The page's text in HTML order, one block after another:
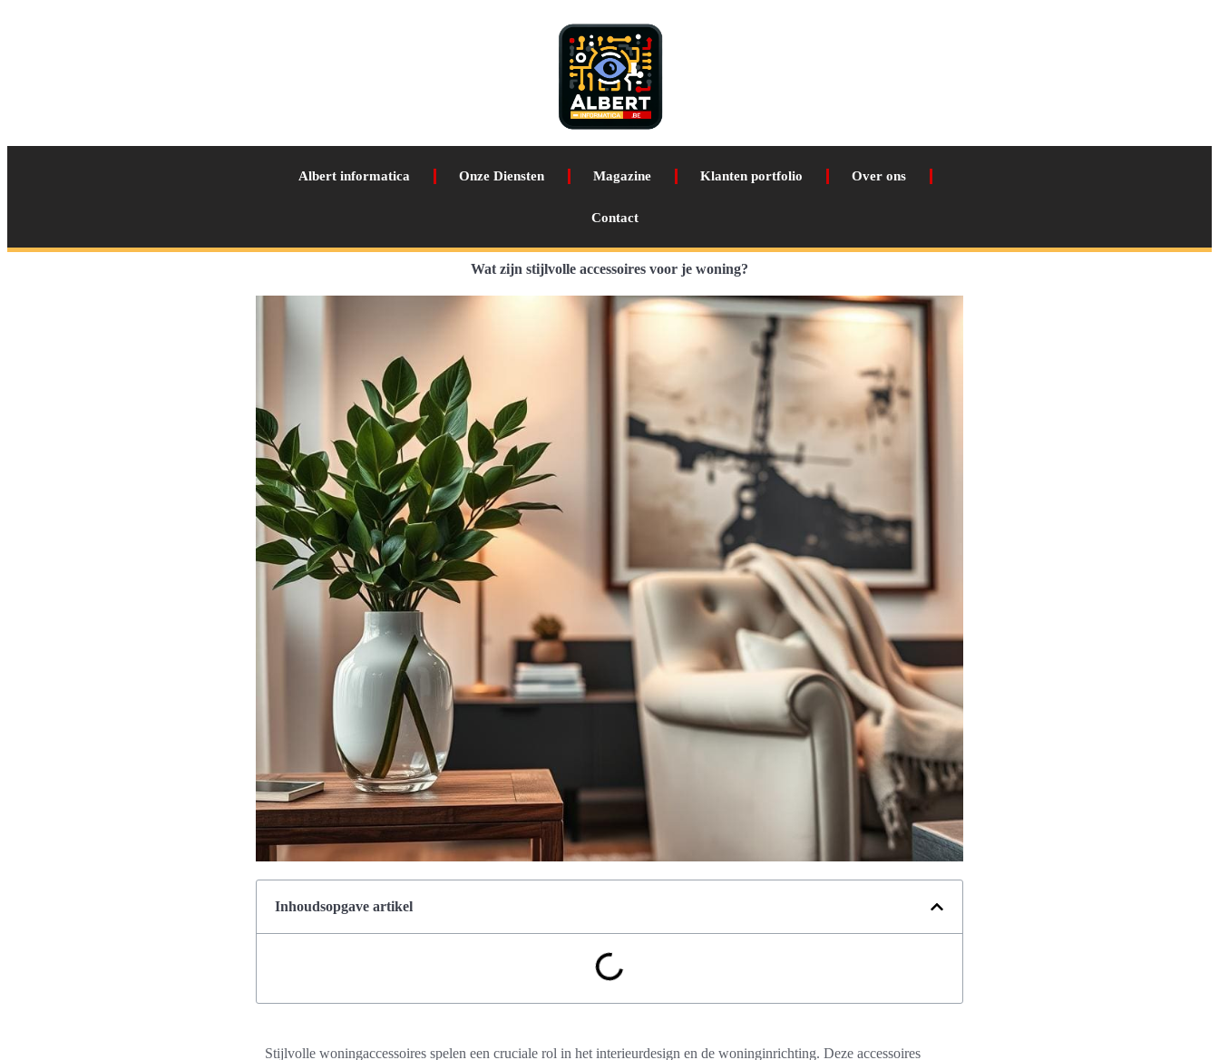
Albert informatica Onze Diensten Magazine Klanten portfolio Over ons
Contact
Wat zijn stijlvolle accessoires voor je woning?
Inhoudsopgave artikel
Stijlvolle woningaccessoires spelen een cruciale rol in het interieurdesign en de woninginrichting. Deze accessoires